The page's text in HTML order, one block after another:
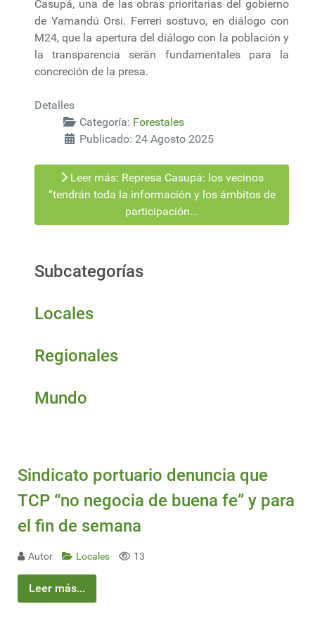
Casupá, una de las obras prioritarias del gobierno
de Yamandú Orsi. Ferreri sostuvo, en diálogo con
M24, que la apertura del diálogo con la población y
la transparencia serán fundamentales para la
concreción de la presa.
Detalles
Categoría: Forestales
Publicado: 24 Agosto 2025
Leer más: Represa Casupá: los vecinos
“tendrán toda la información y los ámbitos de
participación...
Subcategorías
Locales
Regionales
Mundo
Sindicato portuario denuncia que
TCP “no negocia de buena fe” y para
el fin de semana
Autor Locales 13
Leer más...